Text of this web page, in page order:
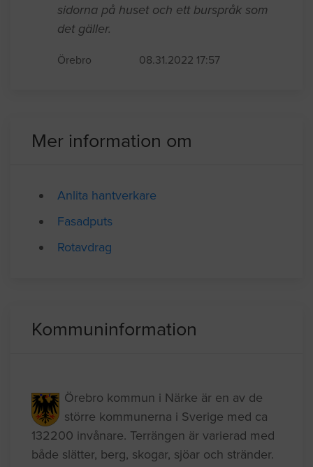
mitt 1,5 plans hus. Den första våningen
har jag gjort själv men behöver ha hjälp
sidorna på huset och ett burspråk som
Mer information om
Anlita hantverkare
Kommuninformation
Örebro kommun i Närke är en av de